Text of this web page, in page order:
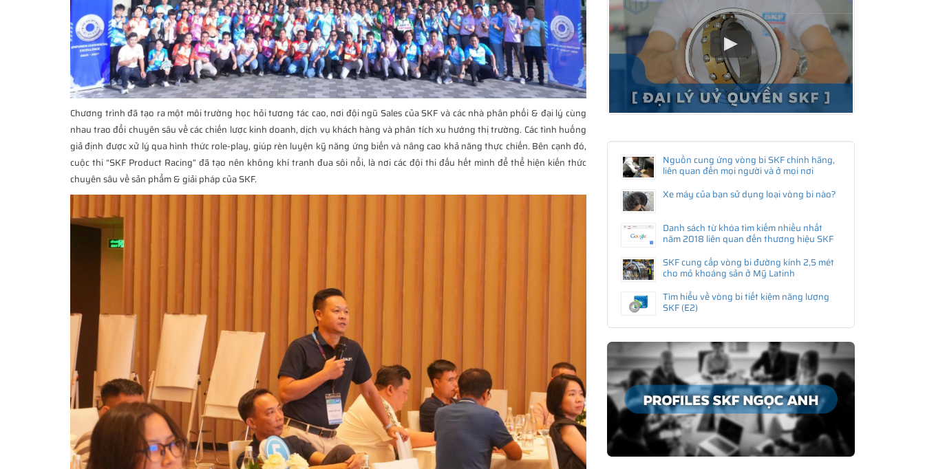
Chương trình đã tạo ra một môi trường học hỏi tương tác cao, nơi đội ngũ Sales của SKF và các nhà phân phối & đại lý cùng
nhau trao đổi chuyên sâu về các chiến lược kinh doanh, dịch vụ khách hàng và phân tích xu hướng thị trường. Các tình huống
giả định được xử lý qua hình thức role-play, giúp rèn luyện kỹ năng ứng biến và nâng cao khả năng thực chiến. Bên cạnh đó,
cuộc thi “SKF Product Racing” đã tạo nên không khí tranh đua sôi nổi, là nơi các đội thi đấu hết mình để thể hiện kiến thức
chuyên sâu về sản phẩm & giải pháp của SKF.
Nguồn cung ứng vòng bi SKF chính hãng,
liên quan đến mọi người và ở mọi nơi
Xe máy của bạn sử dụng loại vòng bi nào?
Danh sách từ khóa tìm kiếm nhiều nhất
năm 2018 liên quan đến thương hiệu SKF
SKF cung cấp vòng bi đường kính 2,5 mét
cho mỏ khoáng sản ở Mỹ Latinh
Tìm hiểu về vòng bi tiết kiệm năng lượng
SKF (E2)